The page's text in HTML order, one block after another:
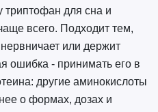
триптофан для сна и
всего. Подходит тем,
или держит
ошибка - принимать его в
другие аминокислоты
о формах, дозах и